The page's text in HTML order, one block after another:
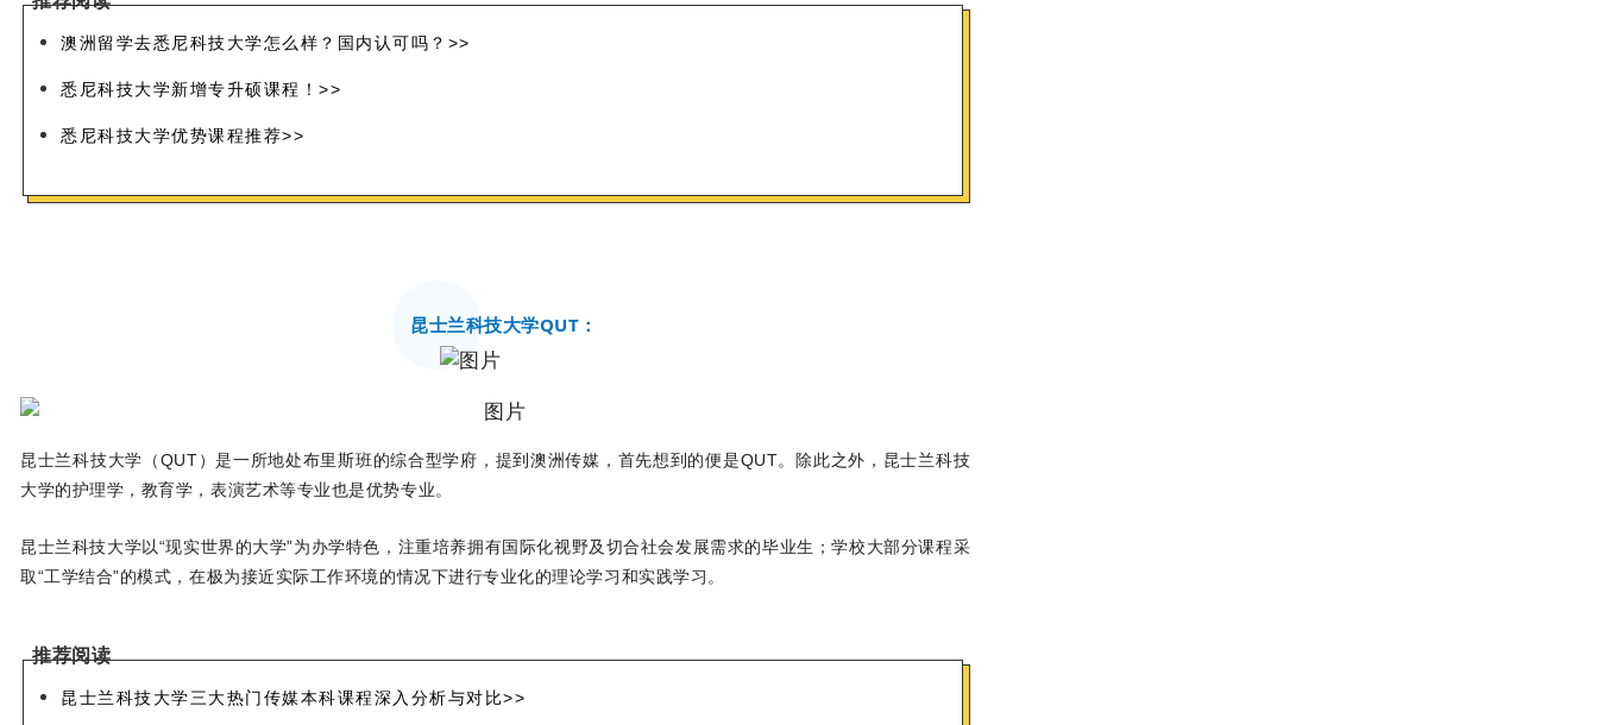
澳洲留学去悉尼科技大学怎么样？国内认可吗？>>
悉尼科技大学新增专升硕课程！>>
悉尼科技大学优势课程推荐>>
昆士兰科技大学QUT：
昆士兰科技大学（QUT）是一所地处布里斯班的综合型学府，提到澳洲传媒，首先想到的便是QUT。除此之外，昆士兰科技
大学的护理学，教育学，表演艺术等专业也是优势专业。
昆士兰科技大学以“现实世界的大学”为办学特色，注重培养拥有国际化视野及切合社会发展需求的毕业生；学校大部分课程采
取“工学结合”的模式，在极为接近实际工作环境的情况下进行专业化的理论学习和实践学习。
推荐阅读
昆士兰科技大学三大热门传媒本科课程深入分析与对比>>